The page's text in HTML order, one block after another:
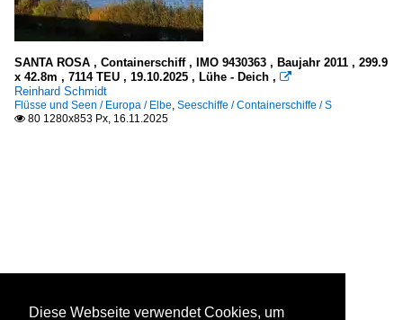
SANTA ROSA , Containerschiff , IMO 9430363 , Baujahr 2011 , 299.9
x 42.8m , 7114 TEU , 19.10.2025 , Lühe - Deich , 
Reinhard Schmidt
Flüsse und Seen / Europa / Elbe, Seeschiffe / Containerschiffe / S
 80 1280x853 Px, 16.11.2025
Diese Webseite verwendet Cookies, um